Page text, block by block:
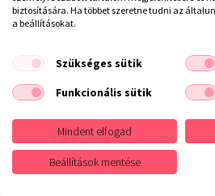
Facebook
ne maradj le semmiről!
Fodrászkellék-bolt.hu
MIÉRT
A fodrászkellékbolt
biztosítására. Ha többet szeretne tudni az
a beállításokat.
Szükséges sütik
Funkcionális sütik
Mindent elfogad
Beállítások mentése